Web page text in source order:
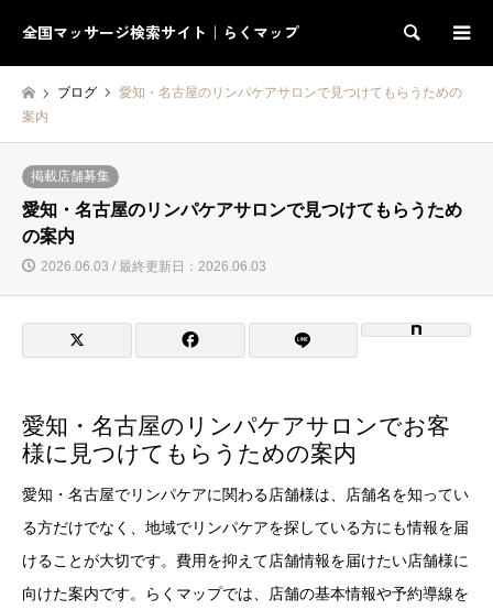
全国マッサージ検索サイト｜らくマップ 検索
ブログ
愛知・名古屋のリンパケアサロンで見つけてもらうための
案内
掲載店舗募集
愛知・名古屋のリンパケアサロンで見つけてもらうため
の案内
2026.06.03 / 最終更新日：2026.06.03
愛知・名古屋のリンパケアサロンでお客
様に見つけてもらうための案内
愛知・名古屋でリンパケアに関わる店舗様は、店舗名を知ってい
る方だけでなく、地域でリンパケアを探している方にも情報を届
けることが大切です。費用を抑えて店舗情報を届けたい店舗様に
向けた案内です。らくマップでは、店舗の基本情報や予約導線を